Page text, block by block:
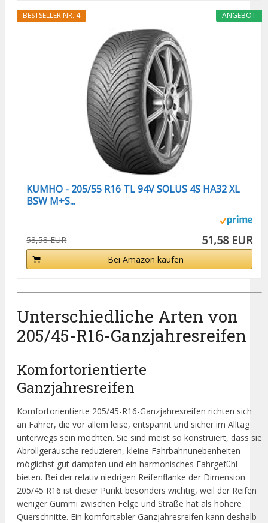
ANGEBOT
BESTSELLER NR. 4
KUMHO - 205/55 R16 TL 94V SOLUS 4S HA32 XL
BSW M+S...
53,58 EUR 51,58 EUR
Bei Amazon kaufen
Unterschiedliche Arten von
205/45-R16-Ganzjahresreifen
Komfortorientierte
Ganzjahresreifen
Komfortorientierte 205/45-R16-Ganzjahresreifen richten sich
an Fahrer, die vor allem leise, entspannt und sicher im Alltag
unterwegs sein möchten. Sie sind meist so konstruiert, dass sie
Abrollgeräusche reduzieren, kleine Fahrbahnunebenheiten
möglichst gut dämpfen und ein harmonisches Fahrgefühl
bieten. Bei der relativ niedrigen Reifenflanke der Dimension
205/45 R16 ist dieser Punkt besonders wichtig, weil der Reifen
weniger Gummi zwischen Felge und Straße hat als höhere
Querschnitte. Ein komfortabler Ganzjahresreifen kann deshalb